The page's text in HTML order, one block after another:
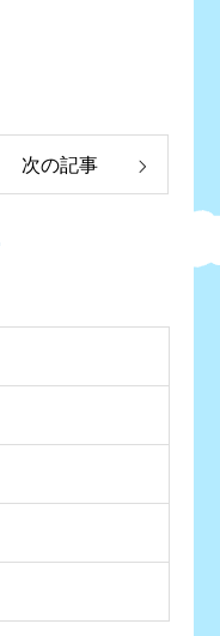
次の記事